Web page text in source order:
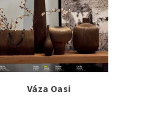
Váza Oasi